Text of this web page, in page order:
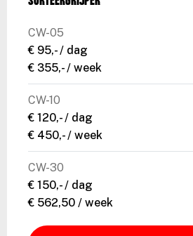
CW-05
€ 95,- / dag
€ 355,- / week
CW-10
€ 120,- / dag
€ 450,- / week
CW-30
€ 150,- / dag
€ 562,50 / week